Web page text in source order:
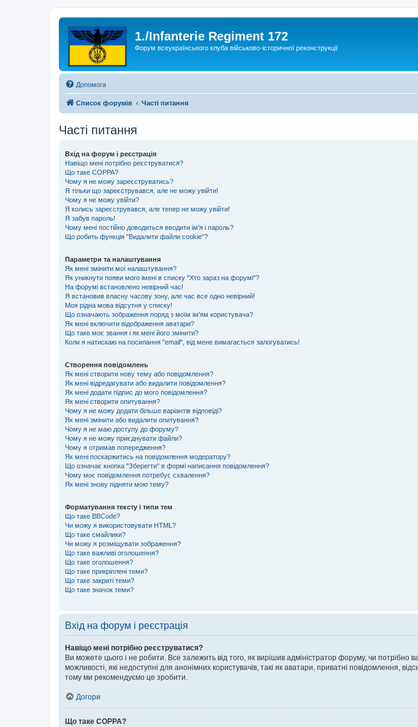
1./Infanterie Regiment 172
Форум всеукраїнського клуба військово-історичної реконструкції
Допомога
Список форумів Часті питання
Часті питання
Вхід на форум і реєстрація
Навіщо мені потрібно реєструватися?
Що таке COPPA?
Чому я не можу зареєструватись?
Я тільки що зареєструвався, але не можу увійти!
Чому я не можу увійти?
Я колись зареєструвався, але тепер не можу увійти!
Я забув пароль!
Чому мені постійно доводиться вводити ім’я і пароль?
Що робить функція "Видалити файли cookie"?
Параметри та налаштування
Як мені змінити мої налаштування?
Як уникнути появи мого імені в списку "Хто зараз на форумі"?
На форумі встановлено невірний час!
Я встановив власну часову зону, але час все одно невірний!
Моя рідна мова відсутня у списку!
Що означають зображення поряд з моїм ім'ям користувача?
Як мені включити відображення аватари?
Що таке моє звання і як мені його змінити?
Коли я натискаю на посилання "email", від мене вимагається залогуватись!
Створення повідомлень
Як мені створити нову тему або повідомлення?
Як мені відредагувати або видалити повідомлення?
Як мені додати підпис до мого повідомлення?
Як мені створити опитування?
Чому я не можу додати більше варіантів відповіді?
Як мені змінити або видалити опитування?
Чому я не маю доступу до форуму?
Чому я не можу приєднувати файли?
Чому я отримав попередження?
Як мені поскаржитись на повідомлення модератору?
Що означає кнопка "Зберегти" в формі написання повідомлення?
Чому моє повідомлення потребує схвалення?
Як мені знову підняти мою тему?
Форматування тексту і типи тем
Що таке BBCode?
Чи можу я використовувати HTML?
Що таке смайлики?
Чи можу я розміщувати зображення?
Що таке важливі оголошення?
Що таке оголошення?
Що таке прикріплені теми?
Що таке закриті теми?
Що таке значок теми?
Вхід на форум і реєстрація
Навіщо мені потрібно реєструватися?
Ви можете цього і не робити. Все залежить від того, як вирішив адміністратор форуму, чи
можливості, які недоступні для анонімних користувачів, такі як аватари, приватні повідомлення,
тому ми рекомендуємо це зробити.
Догори
Що таке COPPA?